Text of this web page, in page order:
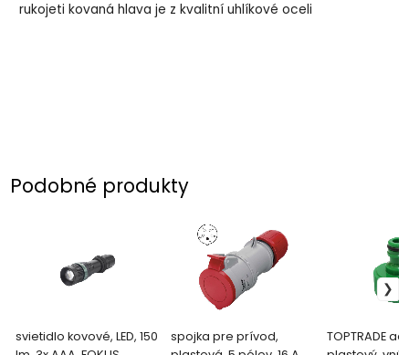
rukojeti kovaná hlava je z kvalitní uhlíkové oceli
Podobné produkty
svietidlo kovové, LED, 150
spojka pre prívod,
TOPTRADE